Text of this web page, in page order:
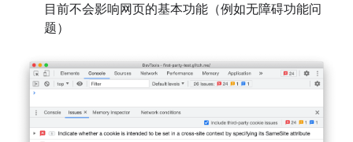
目前不会影响网页的基本功能（例如无障碍功能问
题）